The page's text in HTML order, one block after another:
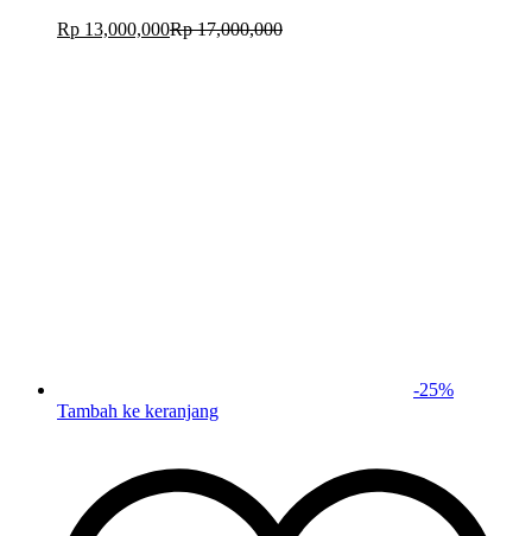
Rp 13,000,000Rp17,000,000
-25%
Tambah ke keranjang